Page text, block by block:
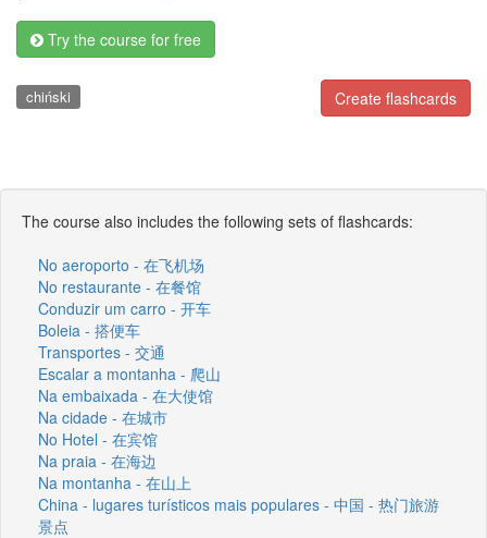
Try the course for free
Create flashcards
chiński
The course also includes the following sets of flashcards:
No aeroporto - 在飞机场
No restaurante - 在餐馆
Conduzir um carro - 开车
Boleia - 搭便车
Transportes - 交通
Escalar a montanha - 爬山
Na embaixada - 在大使馆
Na cidade - 在城市
No Hotel - 在宾馆
Na praia - 在海边
Na montanha - 在山上
China - lugares turísticos mais populares - 中国 - 热门旅游
景点